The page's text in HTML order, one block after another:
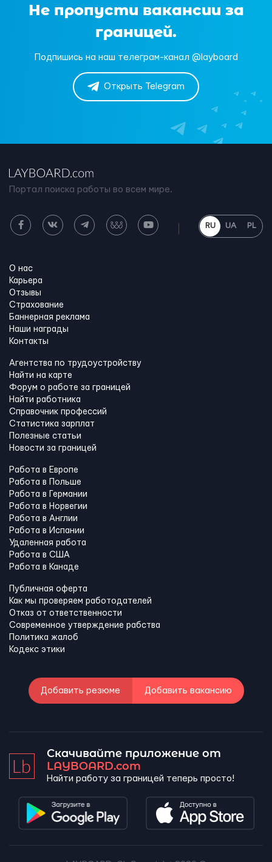
Не пропусти вакансии за
границей.
Подпишись на наш телеграм-канал @layboard
Открыть Telegram
Портал поиска работы во всем мире.
RU UA PL
О нас
Карьера
Отзывы
Страхование
Баннерная реклама
Наши награды
Контакты
Агентства по трудоустройству
Найти на карте
Форум о работе за границей
Найти работника
Справочник профессий
Статистика зарплат
Полезные статьи
Новости за границей
Работа в Европе
Работа в Польше
Работа в Германии
Работа в Норвегии
Работа в Англии
Работа в Испании
Удаленная работа
Работа в США
Работа в Канадe
Публичная оферта
Как мы проверяем работодателей
Отказ от ответственности
Современное утверждение рабства
Политика жалоб
Кодекс этики
Добавить резюме Добавить вакансию
Скачивайте приложение от
LAYBOARD.com
Найти работу за границей теперь просто!